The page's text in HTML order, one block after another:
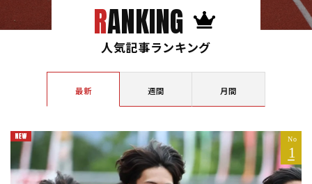
RANKING
人気記事ランキング
最新 週間 月間